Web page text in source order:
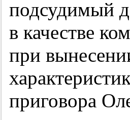
подсудимый
в качестве
при
приговора